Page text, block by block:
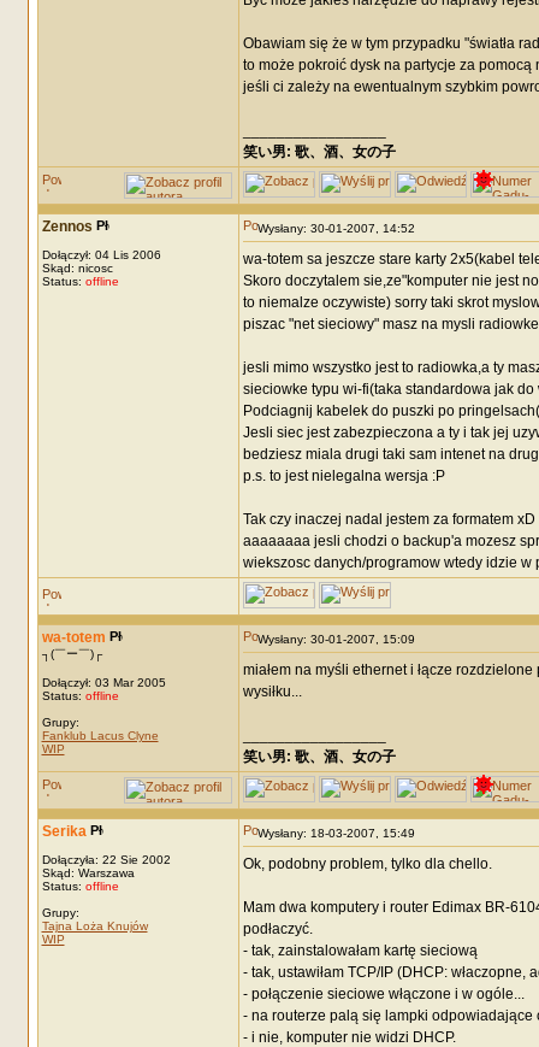
Obawiam się że w tym przypadku "światła
to może pokroić dysk na partycje za
jeśli ci zależy na ewentualnym szybkim
笑い男: 歌、酒、女の子 DRM:
Zennos
Dołączył: 04 Lis 2006
Skąd: nicosc
Status: offline
Wysłany: 30-01-2007, 14:52
wa-totem sa jeszcze stare karty 2x5(kabel
Skoro doczytalem sie,ze"komputer nie jest
to niemalze oczywiste) sorry taki skrot
piszac "net sieciowy" masz na mysli
jesli mimo wszystko jest to radiowka,a ty
sieciowke typu wi-fi(taka standardowa jak
Podciagnij kabelek do puszki po
Jesli siec jest zabezpieczona a ty i tak jej
bedziesz miala drugi taki sam intenet na
p.s. to jest nielegalna wersja :P
Tak czy inaczej nadal jestem za formatem xD
aaaaaaaa jesli chodzi o backup'a mozesz
wiekszosc danych/programow wtedy idzie w
wa-totem
┐(￣ー￣)┌
Dołączył: 03 Mar 2005
Status: offline
Grupy:
Fanklub Lacus Clyne
WIP
Wysłany: 30-01-2007, 15:09
miałem na myśli ethernet i łącze
wysiłku...
笑い男: 歌、酒、女の子 DRM:
Serika
Dołączyła: 22 Sie 2002
Skąd: Warszawa
Status: offline
Grupy:
Tajna Loża Knujów
WIP
Wysłany: 18-03-2007, 15:49
Ok, podobny problem, tylko dla chello.
Mam dwa komputery i router Edimax BR-
podłaczyć.
- tak, zainstalowałam kartę sieciową
- tak, ustawiłam TCP/IP (DHCP: właczopne,
- połączenie sieciowe włączone i w ogóle...
- na routerze palą się lampki
- i nie, komputer nie widzi DHCP.